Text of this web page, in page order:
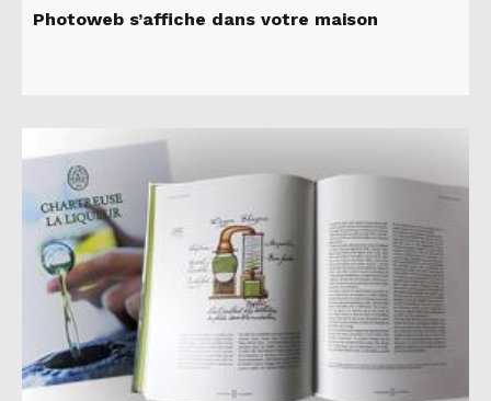
Photoweb s’affiche dans votre maison